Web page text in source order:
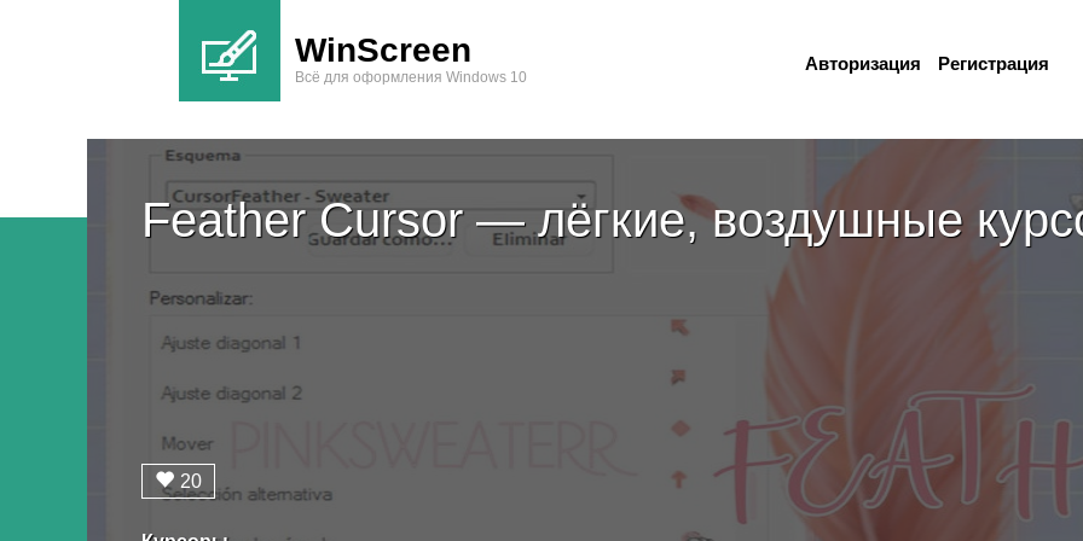
WinScreen
Всё для оформления Windows 10
Авторизация Регистрация
Feather Cursor — лёгкие, воздушные
20